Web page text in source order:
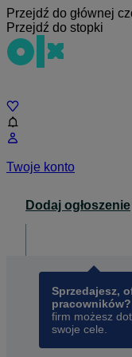
Przejdź do głównej
Przejdź do stopki
Twoje konto
Dodaj ogłoszenie
Sprzedajesz,
pracowników?
firm możesz
swoje cele.